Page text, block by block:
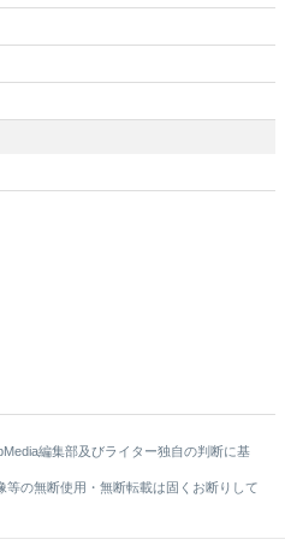
編集部及びライター独自の判断に基
の無断使用・無断転載は固くお断りして